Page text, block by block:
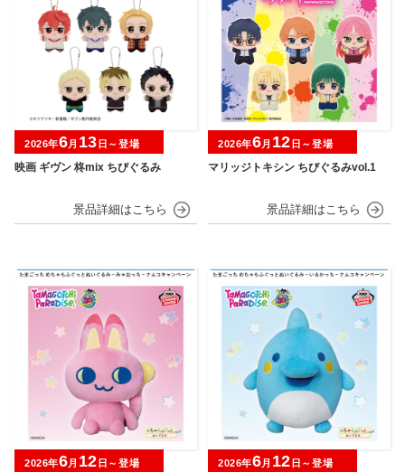
映画 ギヴン 柊mix ちびぐるみ
2026年6月 13 日～登場
マリッジトキシン ちびぐるみvol.1
2026年6月 12 日～登場
2026年6月 12 日～登場 2026年6月 12 日～登場